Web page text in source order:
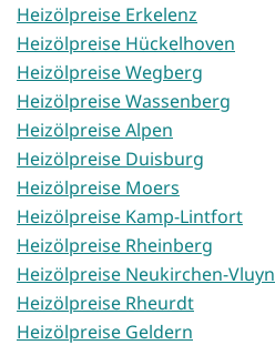
Heizölpreise Erkelenz
Heizölpreise Hückelhoven
Heizölpreise Wegberg
Heizölpreise Wassenberg
Heizölpreise Alpen
Heizölpreise Duisburg
Heizölpreise Moers
Heizölpreise Kamp-Lintfort
Heizölpreise Rheinberg
Heizölpreise Neukirchen-Vluyn
Heizölpreise Rheurdt
Heizölpreise Geldern